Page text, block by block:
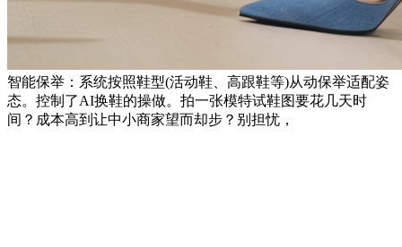
智能保举：系统按照鞋型(活动鞋、高跟鞋等)从动保举适配姿
态。控制了AI换鞋的操做。拍一张模特试鞋图要花几天时
间？成本高到让中小商家望而却步？别担忧，